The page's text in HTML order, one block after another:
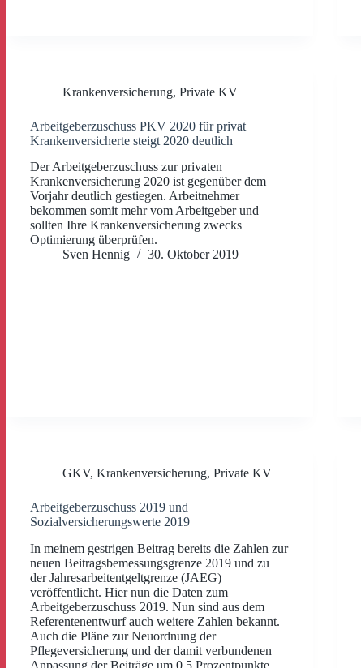
Krankenversicherung, Private KV
Arbeitgeberzuschuss PKV 2020 für privat
Krankenversicherte steigt 2020 deutlich
Der Arbeitgeberzuschuss zur privaten
Krankenversicherung 2020 ist gegenüber dem
Vorjahr deutlich gestiegen. Arbeitnehmer
bekommen somit mehr vom Arbeitgeber und
sollten Ihre Krankenversicherung zwecks
Optimierung überprüfen.
Sven Hennig
30. Oktober 2019
GKV, Krankenversicherung, Private KV
Arbeitgeberzuschuss 2019 und
Sozialversicherungswerte 2019
In meinem gestrigen Beitrag bereits die Zahlen zur
neuen Beitragsbemessungsgrenze 2019 und zu
der Jahresarbeitentgeltgrenze (JAEG)
veröffentlicht. Hier nun die Daten zum
Arbeitgeberzuschuss 2019. Nun sind aus dem
Referentenentwurf auch weitere Zahlen bekannt.
Auch die Pläne zur Neuordnung der
Pflegeversicherung und der damit verbundenen